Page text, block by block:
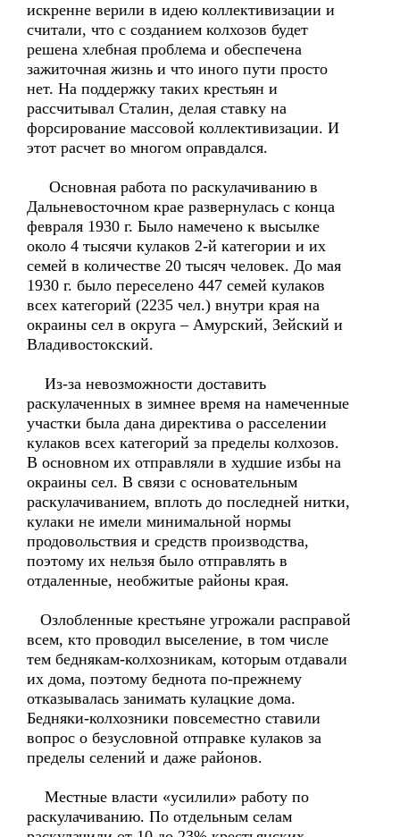
искренне верили в идею коллективизации и
считали, что с созданием колхозов будет
решена хлебная проблема и обеспечена
зажиточная жизнь и что иного пути просто
нет. На поддержку таких крестьян и
рассчитывал Сталин, делая ставку на
форсирование массовой коллективизации. И
этот расчет во многом оправдался.
Основная работа по раскулачиванию в
Дальневосточном крае развернулась с конца
февраля 1930 г. Было намечено к высылке
около 4 тысячи кулаков 2-й категории и их
семей в количестве 20 тысяч человек. До мая
1930 г. было переселено 447 семей кулаков
всех категорий (2235 чел.) внутри края на
окраины сел в округа – Амурский, Зейский и
Владивостокский.
Из-за невозможности доставить
раскулаченных в зимнее время на намеченные
участки была дана директива о расселении
кулаков всех категорий за пределы колхозов.
В основном их отправляли в худшие избы на
окраины сел. В связи с основательным
раскулачиванием, вплоть до последней нитки,
кулаки не имели минимальной нормы
продовольствия и средств производства,
поэтому их нельзя было отправлять в
отдаленные, необжитые районы края.
Озлобленные крестьяне угрожали расправой
всем, кто проводил выселение, в том числе
тем беднякам-колхозникам, которым отдавали
их дома, поэтому беднота по-прежнему
отказывалась занимать кулацкие дома.
Бедняки-колхозники повсеместно ставили
вопрос о безусловной отправке кулаков за
пределы селений и даже районов.
Местные власти «усилили» работу по
раскулачиванию. По отдельным селам